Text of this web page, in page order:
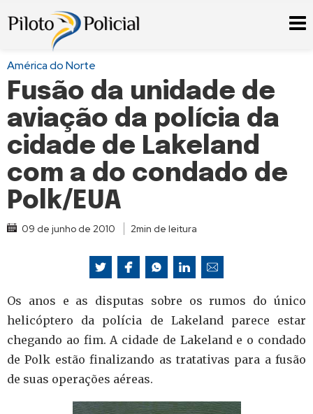
América do Norte
Fusão da unidade de
aviação da polícia da
cidade de Lakeland
com a do condado de
Polk/EUA
09 de junho de 2010 2min de leitura
Os anos e as disputas sobre os rumos do único
helicóptero da polícia de Lakeland parece estar
chegando ao fim. A cidade de Lakeland e o condado
de Polk estão finalizando as tratativas para a fusão
de suas operações aéreas.